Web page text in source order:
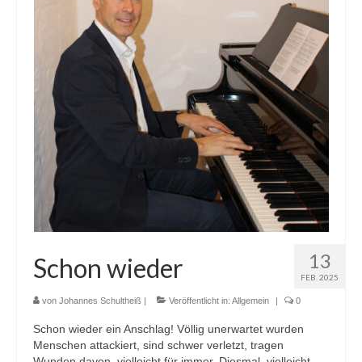
Kindergarten Arche Noah Bad Tölz
Kita Himmelszelt Bad Heilbrunn
Taufe, Trauung, Trauerfeier
Umwelt
Schöpfungsleitlinien
Gemeindebrief
Podcast
13
FEB. 2025
Schon wieder
von Johannes Schultheiß | Veröffentlicht in: Allgemein | 0
Schon wieder ein Anschlag! Völlig unerwartet wurden
Menschen attackiert, sind schwer verletzt, tragen